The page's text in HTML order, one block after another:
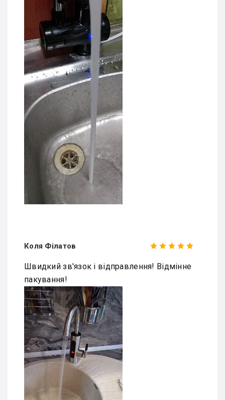
Коля Філатов
Швидкий зв'язок і відправлення! Відмінне
пакування!